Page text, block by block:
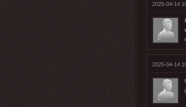
2025-04-14
2025-04-14